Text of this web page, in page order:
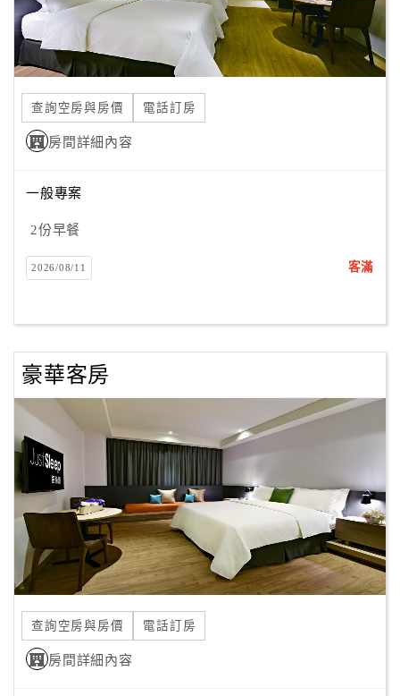
度
訂
單
管
理
員
戶
客
服
聯
單
線
上
客
服
紅
利
查
查詢空房與房價 電話訂房
房間詳細內容
一般專案
2份早餐
2026/08/11 客滿
豪華客房
查詢空房與房價 電話訂房
房間詳細內容